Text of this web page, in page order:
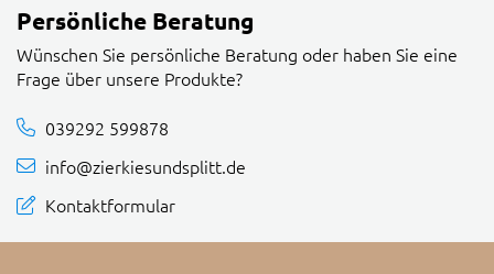
Persönliche Beratung
Wünschen Sie persönliche Beratung oder haben Sie eine
Frage über unsere Produkte?
039292 599878
info@zierkiesundsplitt.de
Kontaktformular